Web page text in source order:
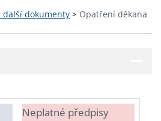
další dokumenty > Opatření děkana
Neplatné předpisy